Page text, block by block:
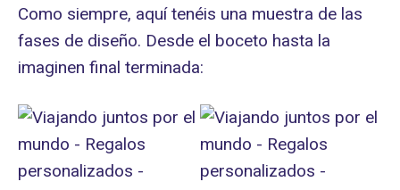
Como siempre, aquí tenéis una muestra de las
fases de diseño. Desde el boceto hasta la
imaginen final terminada: